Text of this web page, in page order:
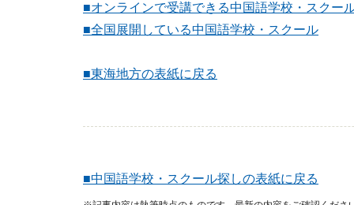
■オンラインで受講できる中国語学校・スクー
■全国展開している中国語学校・スクール
■東海地方の表紙に戻る
■中国語学校・スクール探しの表紙に戻る